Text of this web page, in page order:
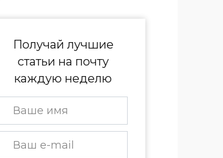
Получай лучшие
статьи на почту
каждую неделю